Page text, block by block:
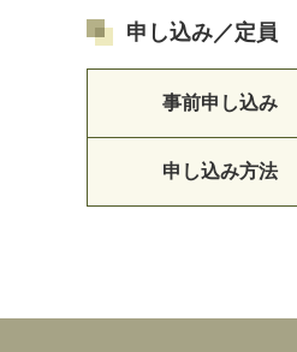
申し込み／定員
事前申し込み
申し込み方法